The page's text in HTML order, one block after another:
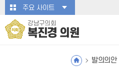
본문바로가기주요 사이트
강남구의회
복진경 의원
발의의안